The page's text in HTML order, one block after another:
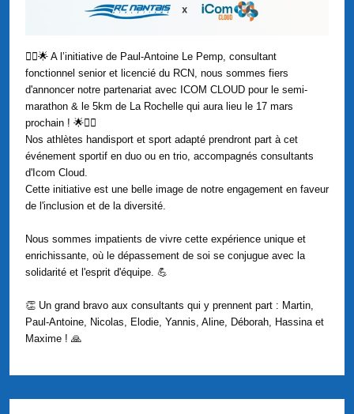
🏃‍♂️🌟 A l’initiative de Paul-Antoine Le Pemp, consultant
fonctionnel senior et licencié du RCN, nous sommes fiers
d'annoncer notre partenariat avec ICOM CLOUD pour le semi-
marathon & le 5km de La Rochelle qui aura lieu le 17 mars
prochain ! 🌟🏃‍♀️
Nos athlètes handisport et sport adapté prendront part à cet
événement sportif en duo ou en trio, accompagnés consultants
d'Icom Cloud.
Cette initiative est une belle image de notre engagement en faveur
de l'inclusion et de la diversité.
Nous sommes impatients de vivre cette expérience unique et
enrichissante, où le dépassement de soi se conjugue avec la
solidarité et l'esprit d'équipe. 💪
👏 Un grand bravo aux consultants qui y prennent part : Martin,
Paul-Antoine, Nicolas, Elodie, Yannis, Aline, Déborah, Hassina et
Maxime ! 🙏